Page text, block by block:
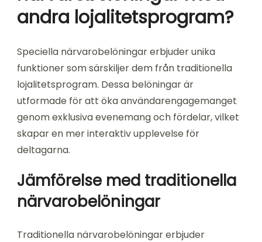
andra lojalitetsprogram?
Speciella närvarobelöningar erbjuder unika
funktioner som särskiljer dem från traditionella
lojalitetsprogram. Dessa belöningar är
utformade för att öka användarengagemanget
genom exklusiva evenemang och fördelar, vilket
skapar en mer interaktiv upplevelse för
deltagarna.
Jämförelse med traditionella
närvarobelöningar
Traditionella närvarobelöningar erbjuder